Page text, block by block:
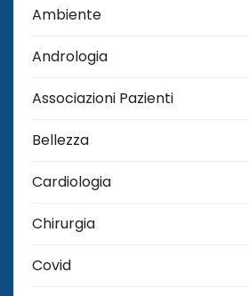
Ambiente
Andrologia
Associazioni Pazienti
Bellezza
Cardiologia
Chirurgia
Covid